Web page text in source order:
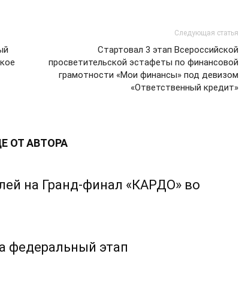
Следующая статья
Стартовал 3 этап Всероссийской
просветительской эстафеты по финансовой
грамотности «Мои финансы» под девизом
«Ответственный кредит»
ОТ АВТОРА
на Гранд-финал «КАРДО» во
федеральный этап